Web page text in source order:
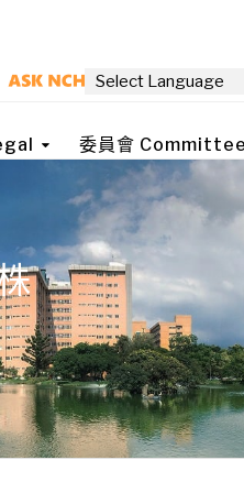
委員會 Committee